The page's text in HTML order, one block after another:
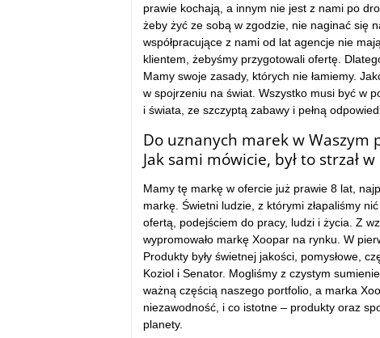
prawie kochają, a innym nie jest z nami po
żeby żyć ze sobą w zgodzie, nie naginać się
współpracujące z nami od lat agencje nie
klientem, żebyśmy przygotowali ofertę.
Mamy swoje zasady, których nie łamiemy.
w spojrzeniu na świat. Wszystko musi być w
i świata, ze szczyptą zabawy i pełną
Do uznanych marek w Waszym
Jak sami mówicie, był to strzał
Mamy tę markę w ofercie już prawie 8 lat,
markę. Świetni ludzie, z którymi złapaliśmy
ofertą, podejściem do pracy, ludzi i życia. Z
wypromowało markę Xoopar na rynku. W
Produkty były świetnej jakości, pomysłowe,
Koziol i Senator. Mogliśmy z czystym
ważną częścią naszego portfolio, a marka
niezawodność, i co istotne – produkty oraz
planety.